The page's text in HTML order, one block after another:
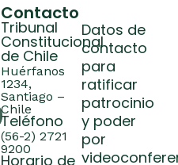
Contacto
Tribunal
Constitucional
de Chile
Huérfanos
1234,
Santiago –
Chile
Teléfono
(56-2) 2721
9200
Datos de
contacto
para
ratificar
patrocinio
y poder
por